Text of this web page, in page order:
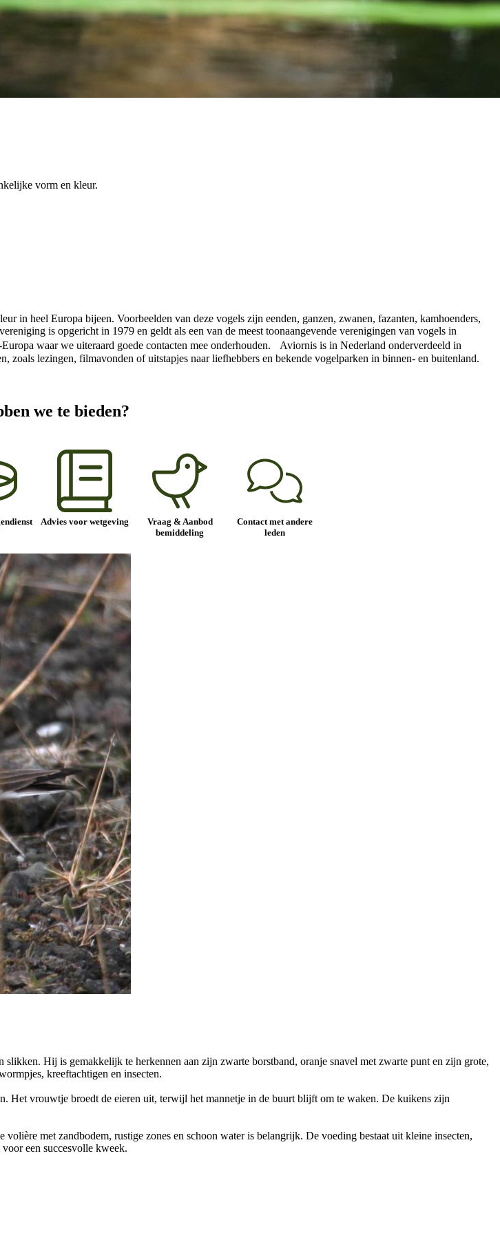
vorm en kleur.
in heel Europa bijeen. Voorbeelden van deze vogels zijn eenden, ganzen, zwanen, fazanten, kamhoenders,
is opgericht in 1979 en geldt als een van de meest toonaangevende verenigingen van vogels in
waar we uiteraard goede contacten mee onderhouden. Aviornis is in Nederland onderverdeeld in
zoals lezingen, filmavonden of uitstapjes naar liefhebbers en bekende vogelparken in binnen- en buitenland.
we te bieden?
Advies voor wetgeving
Vraag & Aanbod
bemiddeling
Contact met andere
leden
Hij is gemakkelijk te herkennen aan zijn zwarte borstband, oranje snavel met zwarte punt en zijn grote,
kreeftachtigen en insecten.
Het vrouwtje broedt de eieren uit, terwijl het mannetje in de buurt blijft om te waken. De kuikens zijn
met zandbodem, rustige zones en schoon water is belangrijk. De voeding bestaat uit kleine insecten,
een succesvolle kweek.